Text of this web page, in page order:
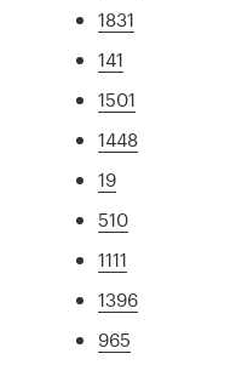
1831
141
1501
1448
19
510
1111
1396
965